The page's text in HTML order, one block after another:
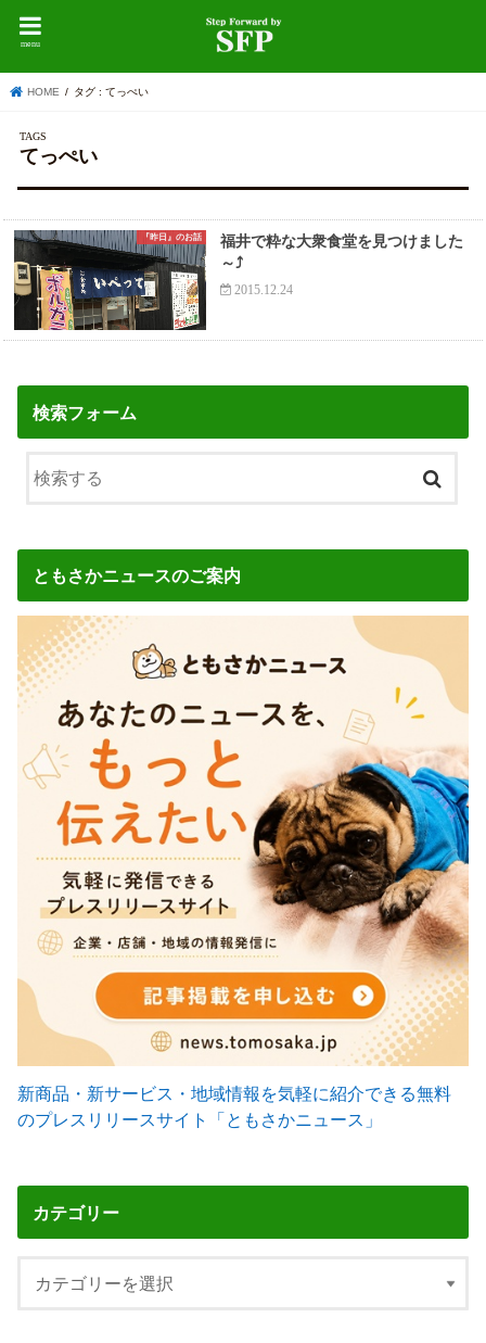
menu
HOME タグ : てっぺい
てっぺい
『昨日』のお話
福井で粋な大衆食堂を見つけました
～⤴
2015.12.24
検索フォーム
ともさかニュースのご案内
新商品・新サービス・地域情報を気軽に紹介できる無料
のプレスリリースサイト「ともさかニュース」
カテゴリー